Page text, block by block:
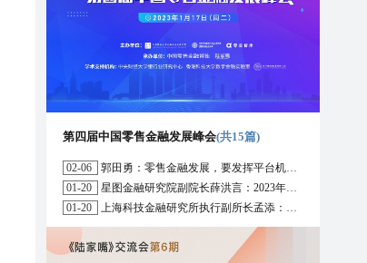
第四届中国零售金融发展峰会(共15篇)
02-06
郭田勇：零售金融发展，要发挥平台机构的作用
01-20
星图金融研究院副院长薛洪言：2023年消费信贷或迎来新起点
01-20
上海科技金融研究所执行副所长孟添：开放银行与嵌入式金融为数字普惠金融带来更大发展空间